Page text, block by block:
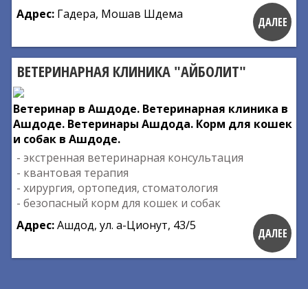
Адрес: Гадера, Мошав Шдема
ДАЛЕЕ
ВЕТЕРИНАРНАЯ КЛИНИКА "АЙБОЛИТ"
Ветеринар в Ашдоде. Ветеринарная клиника в
Ашдоде. Ветеринары Ашдода. Корм для кошек
и собак в Ашдоде.
- экстренная ветеринарная консультация
- квантовая терапия
- хирургия, ортопедия, стоматология
- безопасный корм для кошек и собак
Адрес:Ашдод, ул. а-Ционут, 43/5
ДАЛЕЕ